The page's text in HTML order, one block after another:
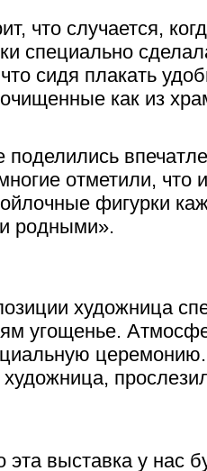
что случается,
специально
сидя плакать
как из
поделились
отметили, что
фигурки
родными».
художница
угощенье.
церемонию.
эта выставка у нас